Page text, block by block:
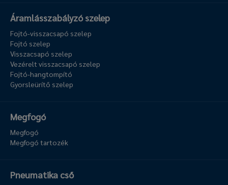
Áramlásszabályzó szelep
Fojtó-visszacsapó szelep
Fojtó szelep
Visszacsapó szelep
Vezérelt visszacsapó szelep
Fojtó-hangtompító
Gyorsleürítő szelep
Megfogó
Megfogó
Megfogó tartozék
Pneumatika cső